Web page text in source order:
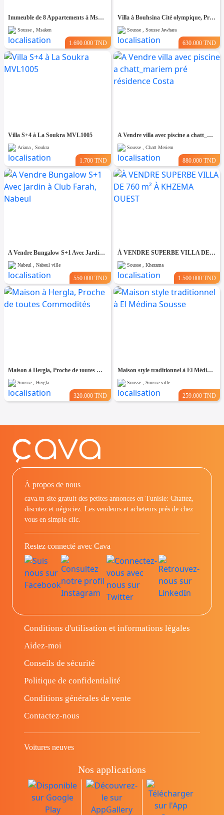
Immeuble de 8 Appartements à Msaken Nouvelle Construction
Sousse , Msaken
1.690.000 TND
Villa à Bouhsina Cité olympique, Proche de toutes Commodités
Sousse , Sousse Jawhara
630.000 TND
Villa S+4 à La Soukra MVL1005
Ariana , Soukra
1.700 TND
A Vendre villa avec piscine a chatt_mariem pré résidence Costa
Sousse , Chatt Meriem
880.000 TND
A Vendre Bungalow S+1 Avec Jardin à Club Farah, Nabeul
Nabeul , Nabeul ville
550.000 TND
À VENDRE SUPERBE VILLA DE 760 m² À KHZEMA OUEST
Sousse , Khezama
1.500.000 TND
Maison à Hergla, Proche de toutes Commodités
Sousse , Hergla
320.000 TND
Maison style traditionnel à El Médina Sousse
Sousse , Sousse ville
259.000 TND
À propos de nous
cava.tn site gratuit des petites annonces en Tunisie: Chattez,
discutez et négociez. Les vendeurs et acheteurs prés de chez
vous en simple clic.
Restez connecté avec Cava
Conditions d'utilisation et informations légales
Aidez-moi
Conseils de sécurité
Politique de confidentialité
Conditions générales de vente
Contactez-nous
Voitures neuves
Nos applications